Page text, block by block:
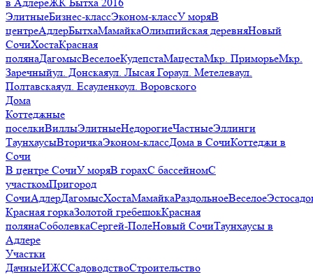
ЭлитныеБизнес-классЭконом-классУ моряВ
центреАдлерБытхаМамайкаОлимпийская деревняНовый
СочиХостаКрасная
полянаДагомысВеселоеКудепстаМацестаМкр. ПриморьеМкр.
Заречныйул. Донскаяул. Лысая Гораул. Метелеваул.
Полтавскаяул. Есауленкоул. Воровского
Дома
Коттеджные
поселкиВиллыЭлитныеНедорогиеЧастныеЭллинги
ТаунхаусыВторичкаЭконом-классДома в СочиКоттеджи в
Сочи
В центре СочиУ моряВ горахС бассейномС
участкомПригород
СочиАдлерДагомысХостаМамайкаРаздольноеВеселое
Красная горкаЗолотой гребешокКрасная
полянаСоболевкаСергей-ПолеНовый СочиТаунхаусы в
Адлере
Участки
ДачныеИЖССадоводствоСтроительство